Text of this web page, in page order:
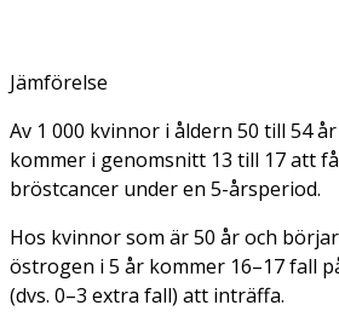
Jämförelse
Av 1 000 kvinnor i åldern 50 till 54
kommer i genomsnitt 13 till 17 att
bröstcancer under en 5-årsperiod.
Hos kvinnor som är 50 år och
östrogen i 5 år kommer 16–17 fall
(dvs. 0–3 extra fall) att inträffa.